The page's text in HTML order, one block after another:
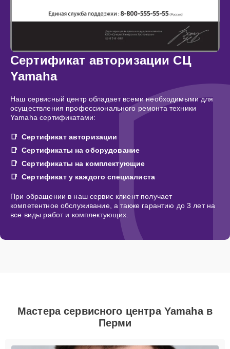
Сертификат авторизации СЦ
Yamaha
Наш сервисный центр обладает всеми необходимыми для
осуществления профессионального ремонта техники
Yamaha сертификатами:
Сертификат авторизации
Сертификаты на оборудование
Сертификаты на комплектующие
Сертификат у каждого специалиста
При обращении в наш сервис клиент получает
компетентное обслуживание, а также гарантию до 3 лет на
все виды работ и комплектующих.
Мастера сервисного центра Yamaha в
Перми